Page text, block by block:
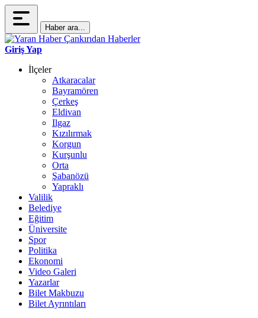
Haber ara...
Giriş Yap
İlçeler
Atkaracalar
Bayramören
Çerkeş
Eldivan
Ilgaz
Kızılırmak
Korgun
Kurşunlu
Orta
Şabanözü
Yapraklı
Valilik
Belediye
Eğitim
Üniversite
Spor
Politika
Ekonomi
Video Galeri
Yazarlar
Bilet Makbuzu
Bilet Ayrıntıları